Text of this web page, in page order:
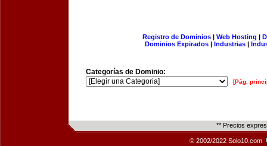
Registro de Dominios| Web Hosting |
Dominios Expirados | Industrias |
Categorías de Dominio:
[Pág.
** Precios
© 2002/2022 Solo10.com